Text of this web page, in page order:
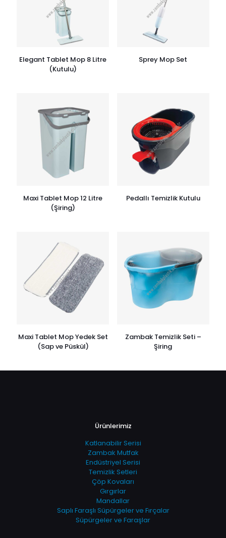
Elegant Tablet Mop 8 Litre
(Kutulu)
Sprey Mop Set
Maxi Tablet Mop 12 Litre
(Şiring)
Pedallı Temizlik Kutulu
Maxi Tablet Mop Yedek Set
(Sap ve Püskül)
Zambak Temizlik Seti –
Şiring
Ürünlerimiz
Katlanabilir Serisi
Zambak Mutfak
Endüstriyel Serisi
Temizlik Setleri
Çöp Kovaları
Gırgırlar
Mandallar
Saplı Faraşlı Süpürgeler ve Fırçalar
Süpürgeler ve Faraşlar